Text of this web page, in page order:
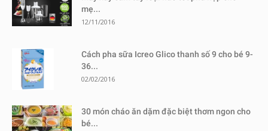
mẹ...
12/11/2016
Cách pha sữa Icreo Glico thanh số 9 cho bé 9-
36...
02/02/2016
30 món cháo ăn dặm đặc biệt thơm ngon cho
bé...